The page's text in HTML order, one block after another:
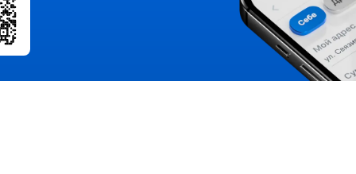
по городу и
Платежная система
любимые